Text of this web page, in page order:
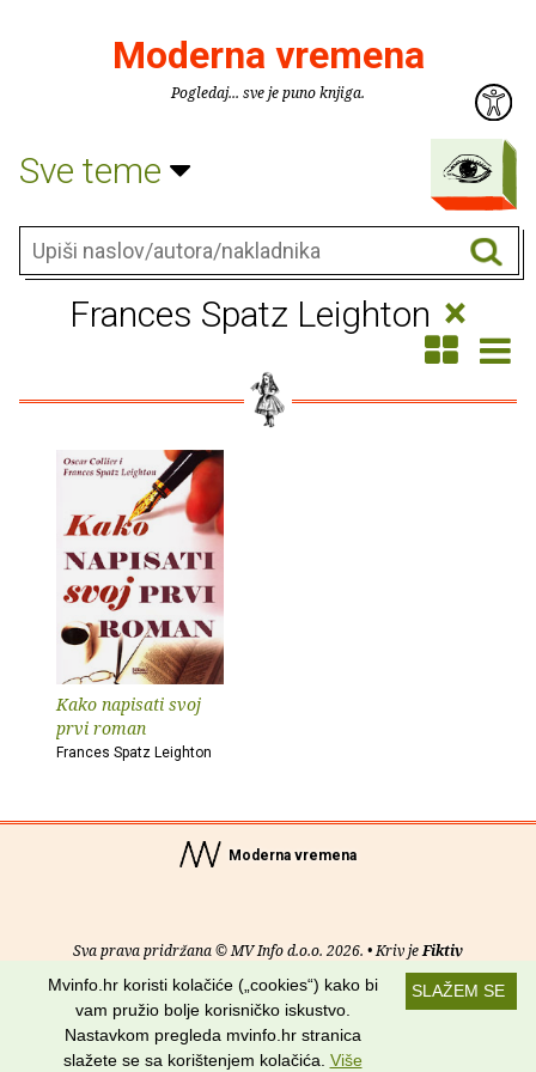
Moderna vremena
Pogledaj... sve je puno knjiga.
Sve teme
Frances Spatz Leighton ×
Kako napisati svoj
prvi roman
Frances Spatz Leighton
Moderna vremena
Sva prava pridržana © MV Info d.o.o. 2026. • Kriv jeFiktiv
Uvjeti korištenja RSS kanali
Potraži nas na:
SLAŽEM SE
Mvinfo.hr koristi kolačiće („cookies“) kako bi
vam pružio bolje korisničko iskustvo.
Nastavkom pregleda mvinfo.hr stranica
slažete se sa korištenjem kolačića. Više